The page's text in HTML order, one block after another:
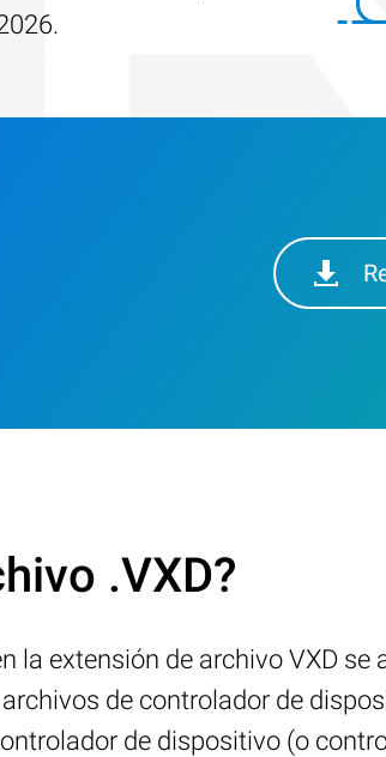
.VXD?
la extensión de archivo VXD
de controlador de
de dispositivo (o